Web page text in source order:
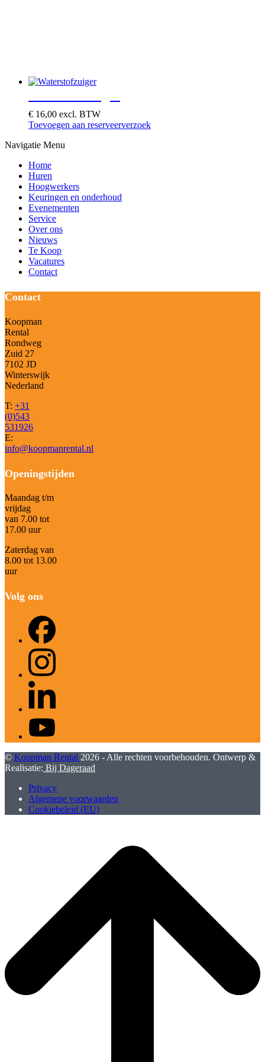
€ 16,00 excl. BTW
Toevoegen aan reserveerverzoek
Navigatie Menu
Home
Huren
Hoogwerkers
Keuringen en onderhoud
Evenementen
Service
Over ons
Nieuws
Te Koop
Vacatures
Contact
Contact
Koopman
Rental
Rondweg
Zuid 27
7102 JD
Winterswijk
Nederland
T: +31
(0)543
531926
E:
info@koopmanrental.nl
Openingstijden
Maandag t/m
vrijdag
van 7.00 tot
17.00 uur
Zaterdag van
8.00 tot 13.00
uur
Volg ons
Instagram
© Koopman Rental 2026 - Alle rechten voorbehouden. Ontwerp &
Realisatie: Bij Dageraad
Privacy
Algemene voorwaarden
Cookiebeleid (EU)